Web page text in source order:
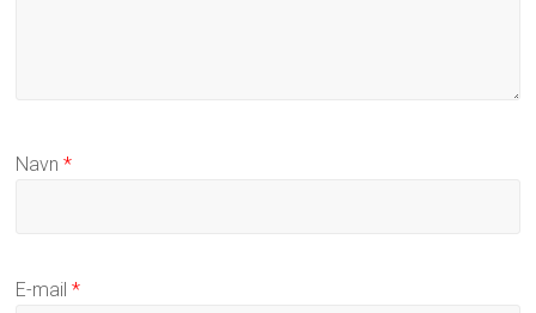
Navn*
E-mail*